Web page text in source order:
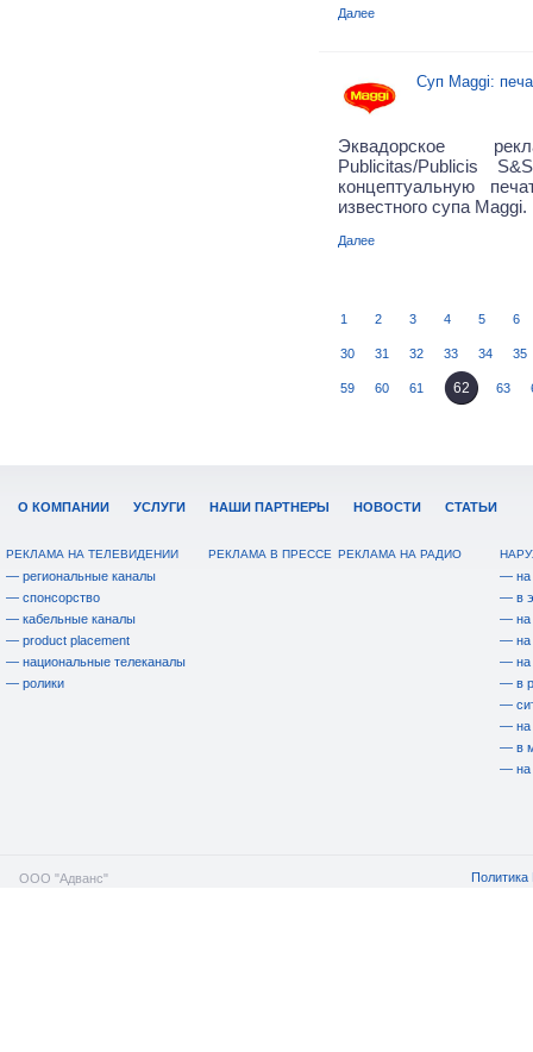
Далее
Суп Maggi:
Эквадорское
Publicitas/Publicis
концептуальную
известного супа Maggi.
Далее
1 2 3 4 5 6
30 31 32 33 34 35
59 60 61 62 63
О КОМПАНИИ УСЛУГИ НАШИ ПАРТНЕРЫ НОВОСТИ СТАТЬИ
РЕКЛАМА НА ТЕЛЕВИДЕНИИ
— региональные каналы
— спонсорство
— кабельные каналы
— product placement
— национальные телеканалы
— ролики
РЕКЛАМА В ПРЕССЕ РЕКЛАМА НА РАДИО
— на
— в
— на
— на
— на
— в
—
— на
— в
— на
ООО "Адванс" Политика